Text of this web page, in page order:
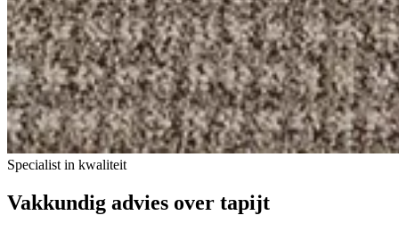
Specialist in kwaliteit
Vakkundig advies over tapijt